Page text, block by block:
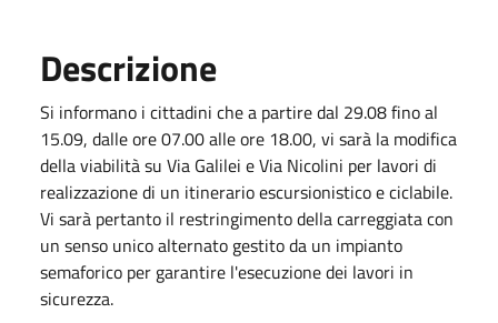
Descrizione
Si informano i cittadini che a partire dal 29.08 fino al
15.09, dalle ore 07.00 alle ore 18.00, vi sarà la modifica
della viabilità su Via Galilei e Via Nicolini per lavori di
realizzazione di un itinerario escursionistico e ciclabile.
Vi sarà pertanto il restringimento della carreggiata con
un senso unico alternato gestito da un impianto
semaforico per garantire l'esecuzione dei lavori in
sicurezza.